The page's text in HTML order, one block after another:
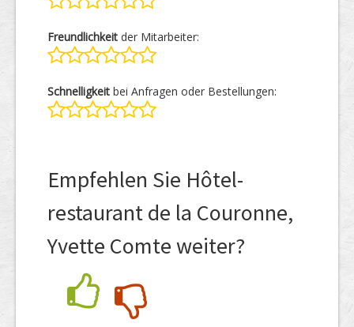
Freundlichkeit der Mitarbeiter:
Schnelligkeit bei Anfragen oder Bestellungen:
Empfehlen Sie Hôtel-
restaurant de la Couronne,
Yvette Comte weiter?